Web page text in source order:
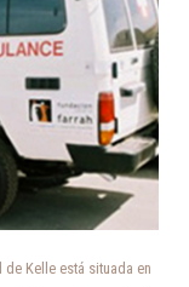
Kelle está situada en